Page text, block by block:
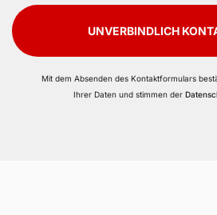
UNVERBINDLICH
Mit dem Absenden des Kontaktformulars
Ihrer Daten und stimmen der